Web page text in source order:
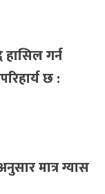
हासिल गर्न
छ :
मात्र ग्यास